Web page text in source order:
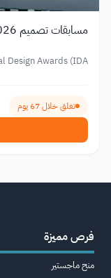
مسابقات تصميم 2026: IDA تفتح باب التقديم عالميًا للمبدعين
Design Awards (IDA)
تغلق خلال 67 يوم
فرص مميزة
منح ماجستير